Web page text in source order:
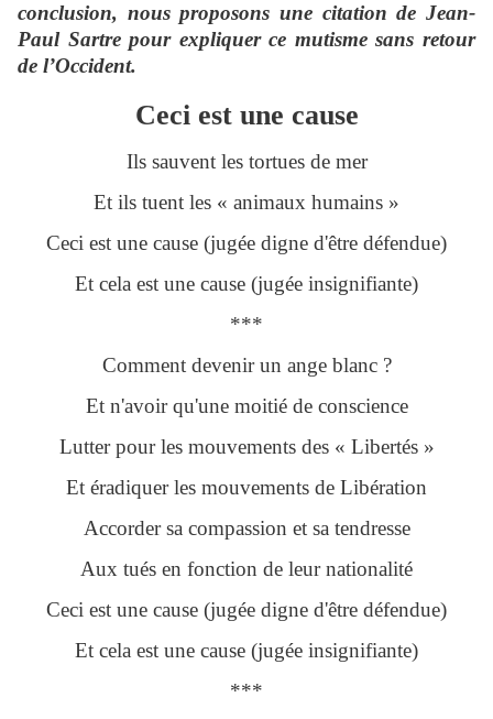
conclusion, nous proposons une citation de Jean-
Paul Sartre pour expliquer ce mutisme sans retour
de l’Occident.
Ceci est une cause
Ils sauvent les tortues de mer
Et ils tuent les « animaux humains »
Ceci est une cause (jugée digne d'être défendue)
Et cela est une cause (jugée insignifiante)
***
Comment devenir un ange blanc ?
Et n'avoir qu'une moitié de conscience
Lutter pour les mouvements des « Libertés »
Et éradiquer les mouvements de Libération
Accorder sa compassion et sa tendresse
Aux tués en fonction de leur nationalité
Ceci est une cause (jugée digne d'être défendue)
Et cela est une cause (jugée insignifiante)
***